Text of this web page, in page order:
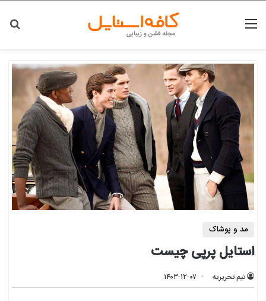
منو
مد و پوشاک
استایل پرپی چیست
تیم تحریریه ۱۴۰۳-۱۲-۰۷